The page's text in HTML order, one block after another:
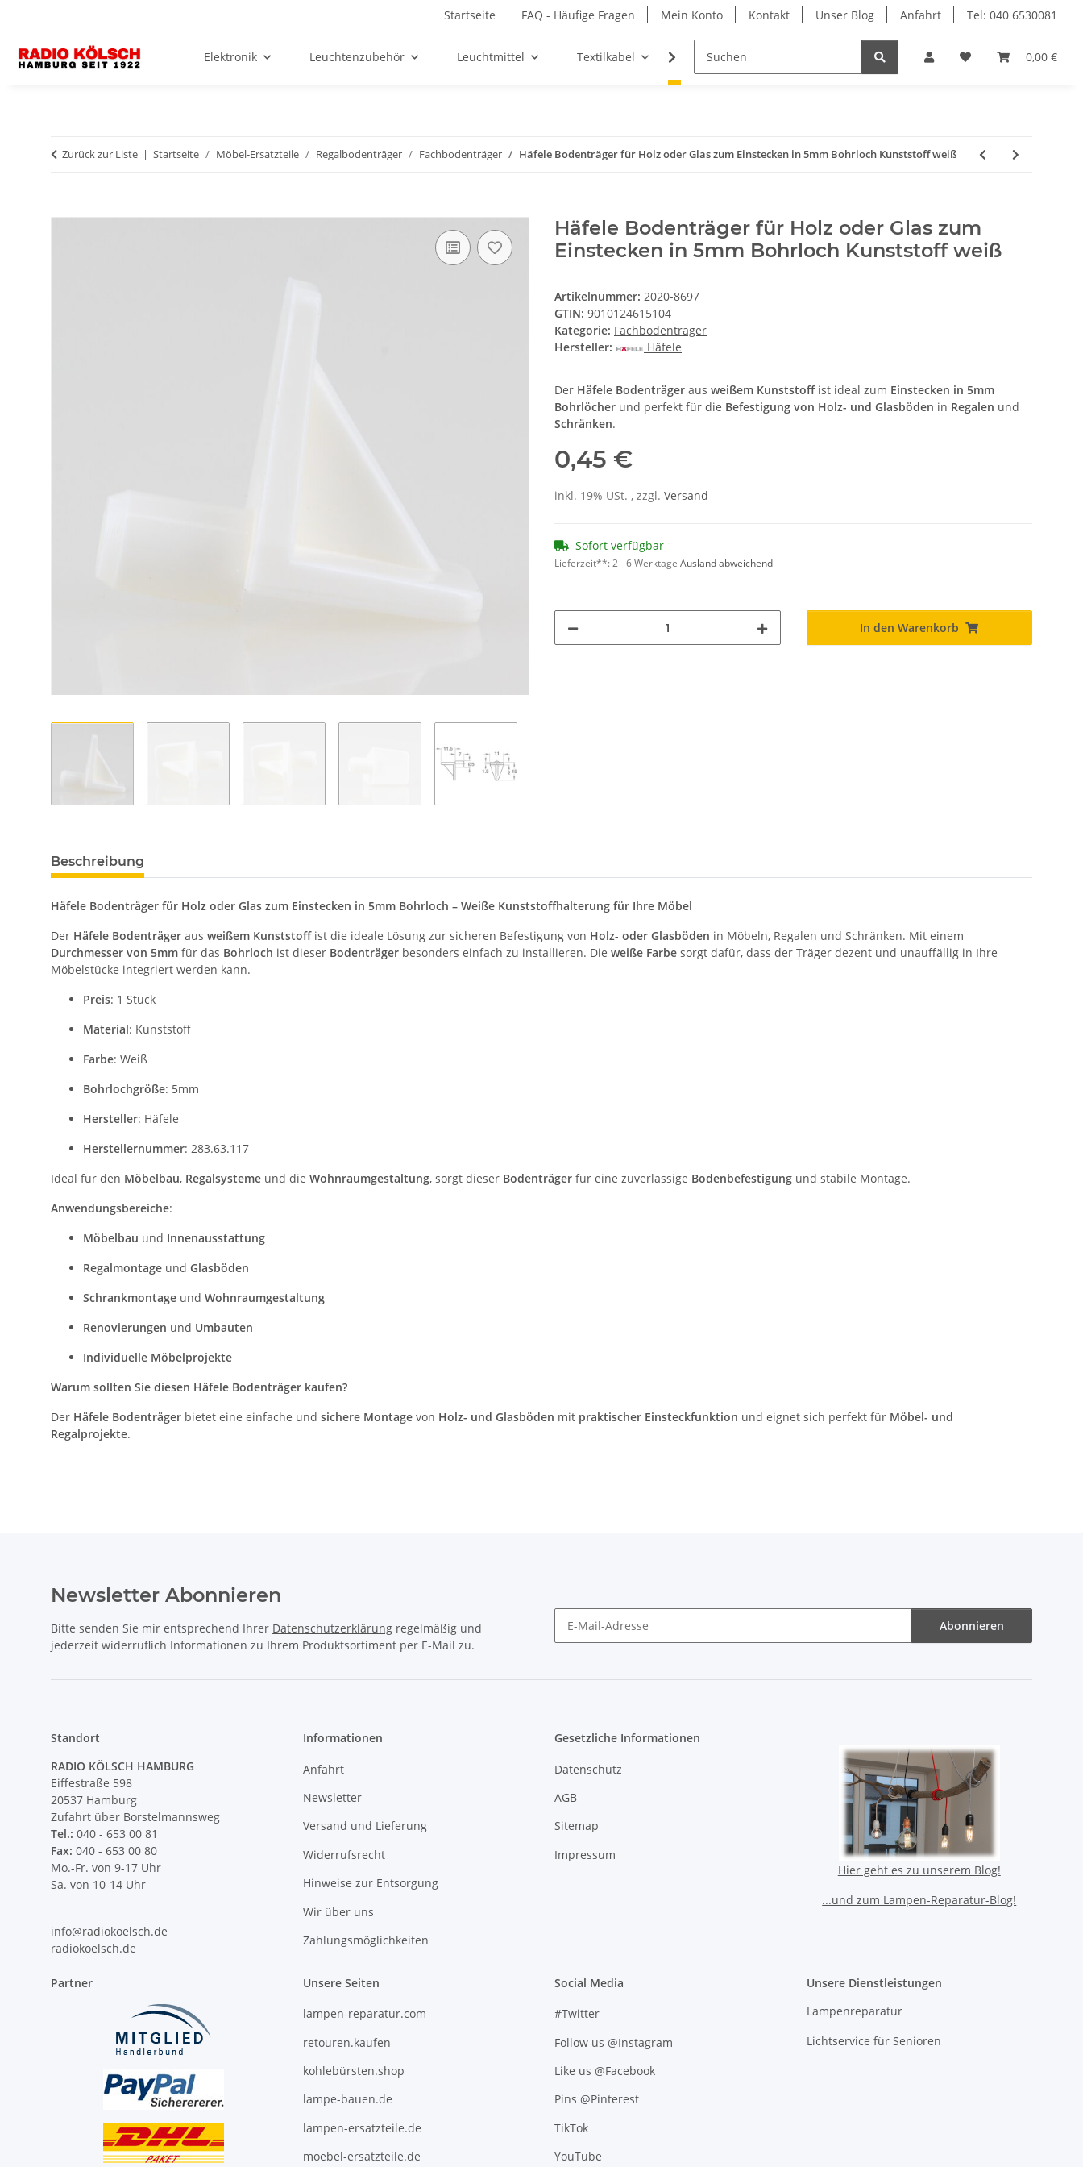
Startseite FAQ - Häufige Fragen Mein Konto Kontakt Unser Blog Anfahrt Tel: 040 6530081
0,00 €
Elektronik Leuchtenzubehör Leuchtmittel Textilkabel Möbel-Ersatzteile Retouren-Shop
Zurück zur Liste Startseite Möbel-Ersatzteile Regalbodenträger Fachbodenträger Häfele Bodenträger für Holz oder Glas zum Einstecken in 5mm Bohrloch Kunststoff weiß
Häfele Bodenträger für Holz oder Glas zum
Einstecken in 5mm Bohrloch Kunststoff weiß
Artikelnummer: 2020-8697
GTIN: 9010124615104
Kategorie: Fachbodenträger
Hersteller:
Häfele
Der Häfele Bodenträger aus weißem Kunststoffist ideal zum Einstecken in 5mm
Bohrlöcher und perfekt für die Befestigung von Holz- und Glasböden in Regalen und
Schränken.
0,45 €
inkl. 19% USt. , zzgl. Versand
Sofort verfügbar
Lieferzeit**:2 - 6 Werktage Ausland abweichend
In den Warenkorb
Beschreibung
Häfele Bodenträger für Holz oder Glas zum Einstecken in 5mm Bohrloch – Weiße Kunststoffhalterung für Ihre Möbel
Der Häfele Bodenträger aus weißem Kunststoffist die ideale Lösung zur sicheren Befestigung von Holz- oder Glasböden in Möbeln, Regalen und Schränken. Mit einem
Durchmesser von 5mm für das Bohrloch ist dieser Bodenträger besonders einfach zu installieren. Die weiße Farbe sorgt dafür, dass der Träger dezent und unauffällig in Ihre
Möbelstücke integriert werden kann.
Preis: 1 Stück
Material: Kunststoff
Farbe: Weiß
Bohrlochgröße: 5mm
Hersteller: Häfele
Herstellernummer: 283.63.117
Ideal für den Möbelbau, Regalsysteme und die Wohnraumgestaltung, sorgt dieser Bodenträger für eine zuverlässige Bodenbefestigung und stabile Montage.
Anwendungsbereiche:
Möbelbau und Innenausstattung
Regalmontage und Glasböden
Schrankmontage und Wohnraumgestaltung
Renovierungen und Umbauten
Individuelle Möbelprojekte
Warum sollten Sie diesen Häfele Bodenträger kaufen?
Der Häfele Bodenträger bietet eine einfache und sichere Montage von Holz- und Glasböden mit praktischer Einsteckfunktion und eignet sich perfekt für Möbel- und
Regalprojekte.
Newsletter Abonnieren
Bitte senden Sie mir entsprechend Ihrer Datenschutzerklärung regelmäßig und
jederzeit widerruflich Informationen zu Ihrem Produktsortiment per E-Mail zu.
Abonnieren
Standort
RADIO KÖLSCH HAMBURG
Eiffestraße 598
20537 Hamburg
Zufahrt über Borstelmannsweg
Tel.: 040 - 653 00 81
Fax: 040 - 653 00 80
Mo.-Fr. von 9-17 Uhr
Sa. von 10-14 Uhr
info@radiokoelsch.de
radiokoelsch.de
Informationen
Anfahrt
Newsletter
Versand und Lieferung
Widerrufsrecht
Hinweise zur Entsorgung
Wir über uns
Zahlungsmöglichkeiten
Gesetzliche Informationen
Datenschutz
AGB
Sitemap
Impressum
Hier geht es zu unserem Blog!
...und zum Lampen-Reparatur-Blog!
Partner Unsere Seiten
lampen-reparatur.com
retouren.kaufen
kohlebürsten.shop
lampe-bauen.de
lampen-ersatzteile.de
moebel-ersatzteile.de
Social Media
#Twitter
Follow us @Instagram
Like us @Facebook
Pins @Pinterest
TikTok
YouTube
Unsere Dienstleistungen
Lampenreparatur
Lichtservice für Senioren